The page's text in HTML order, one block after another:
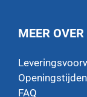
MEER
Openingstijden
FAQ